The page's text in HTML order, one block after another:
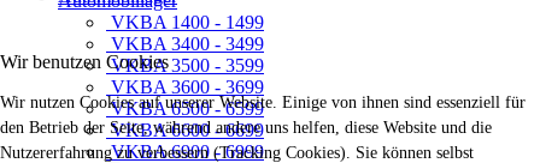
VKBA 1400 - 1499
VKBA 3400 - 3499
VKBA 3500 - 3599
VKBA 3600 - 3699
VKBA 6500 - 6599
VKBA 6600 - 6699
VKBA 6900 - 6999
Wir benutzen Cookies
Wir nutzen Cookies auf unserer Website. Einige von ihnen sind essenziell für
den Betrieb der Seite, während andere uns helfen, diese Website und die
Nutzererfahrung zu verbessern (Tracking Cookies). Sie können selbst